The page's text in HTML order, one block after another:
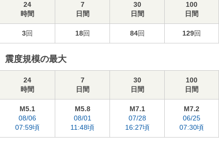
24
時間
7
日間
30
日間
100
日間
3回 18回 84回 129回
震度規模の最大
24
時間
7
日間
30
日間
100
日間
M5.1
08/06
07:59頃
M5.8
08/01
11:48頃
M7.1
07/28
16:27頃
M7.2
06/25
07:30頃